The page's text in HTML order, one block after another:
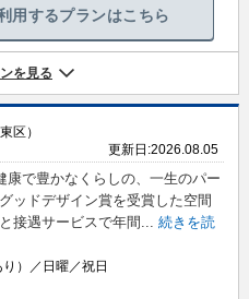
用するプランはこちら
を見る
区）
更新日:2026.08.05
で豊かなくらしの、一生のパー
ッドデザイン賞を受賞した空間
接遇サービスで年間 ... 続きを読
）／日曜／祝日